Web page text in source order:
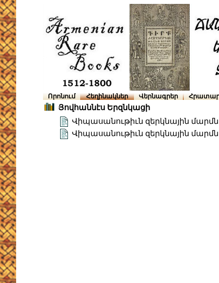
Որոնում Հեղինակներ Վերնագրեր
Յովհաննէս Երզնկացի
Վիպասանութիւն զերկնային
Վիպասանութիւն զերկնային